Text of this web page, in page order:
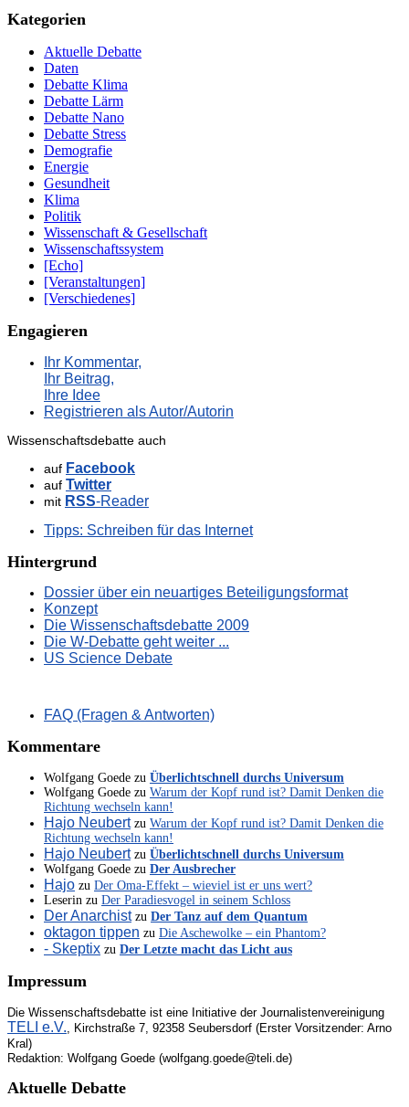
Kategorien
Aktuelle Debatte
Daten
Debatte Klima
Debatte Lärm
Debatte Nano
Debatte Stress
Demografie
Energie
Gesundheit
Klima
Politik
Wissenschaft & Gesellschaft
Wissenschaftssystem
[Echo]
[Veranstaltungen]
[Verschiedenes]
Engagieren
Ihr Kommentar,
Ihr Beitrag,
Ihre Idee
Registrieren als Autor/Autorin
Wissenschaftsdebatte auch
auf Facebook
auf Twitter
mit RSS-Reader
Tipps: Schreiben für das Internet
Hintergrund
Dossier über ein neuartiges Beteiligungsformat
Konzept
Die Wissenschaftsdebatte 2009
Die W-Debatte geht weiter ...
US Science Debate
FAQ (Fragen & Antworten)
Kommentare
Wolfgang Goede zu Überlichtschnell durchs Universum
Wolfgang Goede zu Warum der Kopf rund ist? Damit Denken die
Richtung wechseln kann!
Hajo Neubertzu Warum der Kopf rund ist? Damit Denken die
Richtung wechseln kann!
Hajo Neubertzu Überlichtschnell durchs Universum
Wolfgang Goede zu Der Ausbrecher
Hajo zu Der Oma-Effekt – wieviel ist er uns wert?
Leserin zu Der Paradiesvogel in seinem Schloss
Der Anarchistzu Der Tanz auf dem Quantum
oktagon tippen zu Die Aschewolke – ein Phantom?
- Skeptix zu Der Letzte macht das Licht aus
Impressum
Die Wissenschaftsdebatte ist eine Initiative der Journalistenvereinigung
TELI e.V., Kirchstraße 7, 92358 Seubersdorf (Erster Vorsitzender: Arno
Kral)
Redaktion: Wolfgang Goede (wolfgang.goede@teli.de)
Aktuelle Debatte